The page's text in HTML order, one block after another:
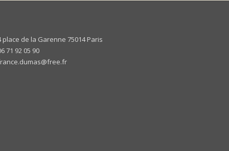
place de la Garenne 75014 Paris
71 92 05 90